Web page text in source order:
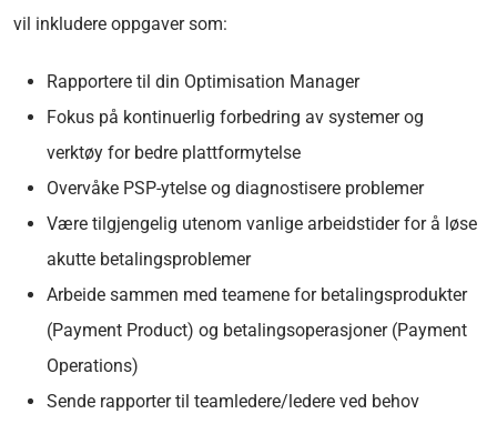
vil inkludere oppgaver som:
Rapportere til din Optimisation Manager
Fokus på kontinuerlig forbedring av systemer og
verktøy for bedre plattformytelse
Overvåke PSP-ytelse og diagnostisere problemer
Være tilgjengelig utenom vanlige arbeidstider for å løse
akutte betalingsproblemer
Arbeide sammen med teamene for betalingsprodukter
(Payment Product) og betalingsoperasjoner (Payment
Operations)
Sende rapporter til teamledere/ledere ved behov